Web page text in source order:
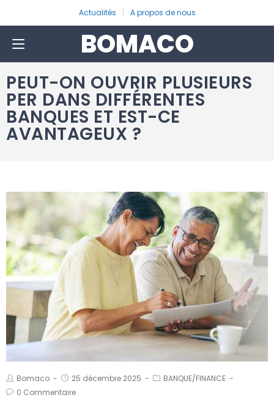
Actualités A propos de nous
BOMACO
PEUT-ON OUVRIR PLUSIEURS
PER DANS DIFFÉRENTES
BANQUES ET EST-CE
AVANTAGEUX ?
Bomaco 25 décembre 2025
BANQUE/FINANCE
0 Commentaire